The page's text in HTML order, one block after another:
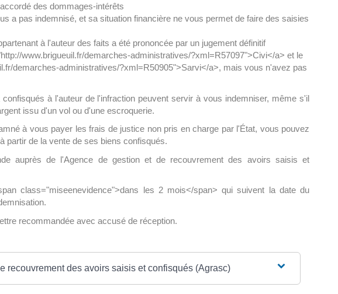
des dommages-intérêts
a pas indemnisé, et sa situation financière ne vous permet de faire des saisies
à l'auteur des faits a été prononcée par un jugement définitif
www.brigueuil.fr/demarches-administratives/?xml=R57097">Civi</a> et le
demarches-administratives/?xml=R50905">Sarvi</a>, mais vous n'avez pas
à l'auteur de l'infraction peuvent servir à vous indemniser, même s'il
issu d'un vol ou d'une escroquerie.
à vous payer les frais de justice non pris en charge par l'État, vous pouvez
partir de la vente de ses biens confisqués.
auprès de l'Agence de gestion et de recouvrement des avoirs saisis et
class="miseenevidence">dans les 2 mois</span> qui suivent la date du
recommandée avec accusé de réception.
recouvrement des avoirs saisis et confisqués (Agrasc)